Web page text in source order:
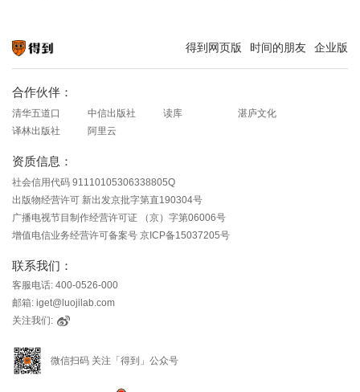
得到网页版 时间的朋友 企业版
合作伙伴：
清华五道口 中信出版社 读库
湛庐文化
译林出版社
阿里云
资质信息：
社会信用代码 91110105306338805Q
出版物经营许可 新出发京批字第直190304号
广播电视节目制作经营许可证 （京）字第06006号
增值电信业务经营许可备案号 京ICP备15037205号
联系我们：
客服电话: 400-0526-000
邮箱: iget@luojilab.com
关注我们:
微信扫码 关注「得到」公众号